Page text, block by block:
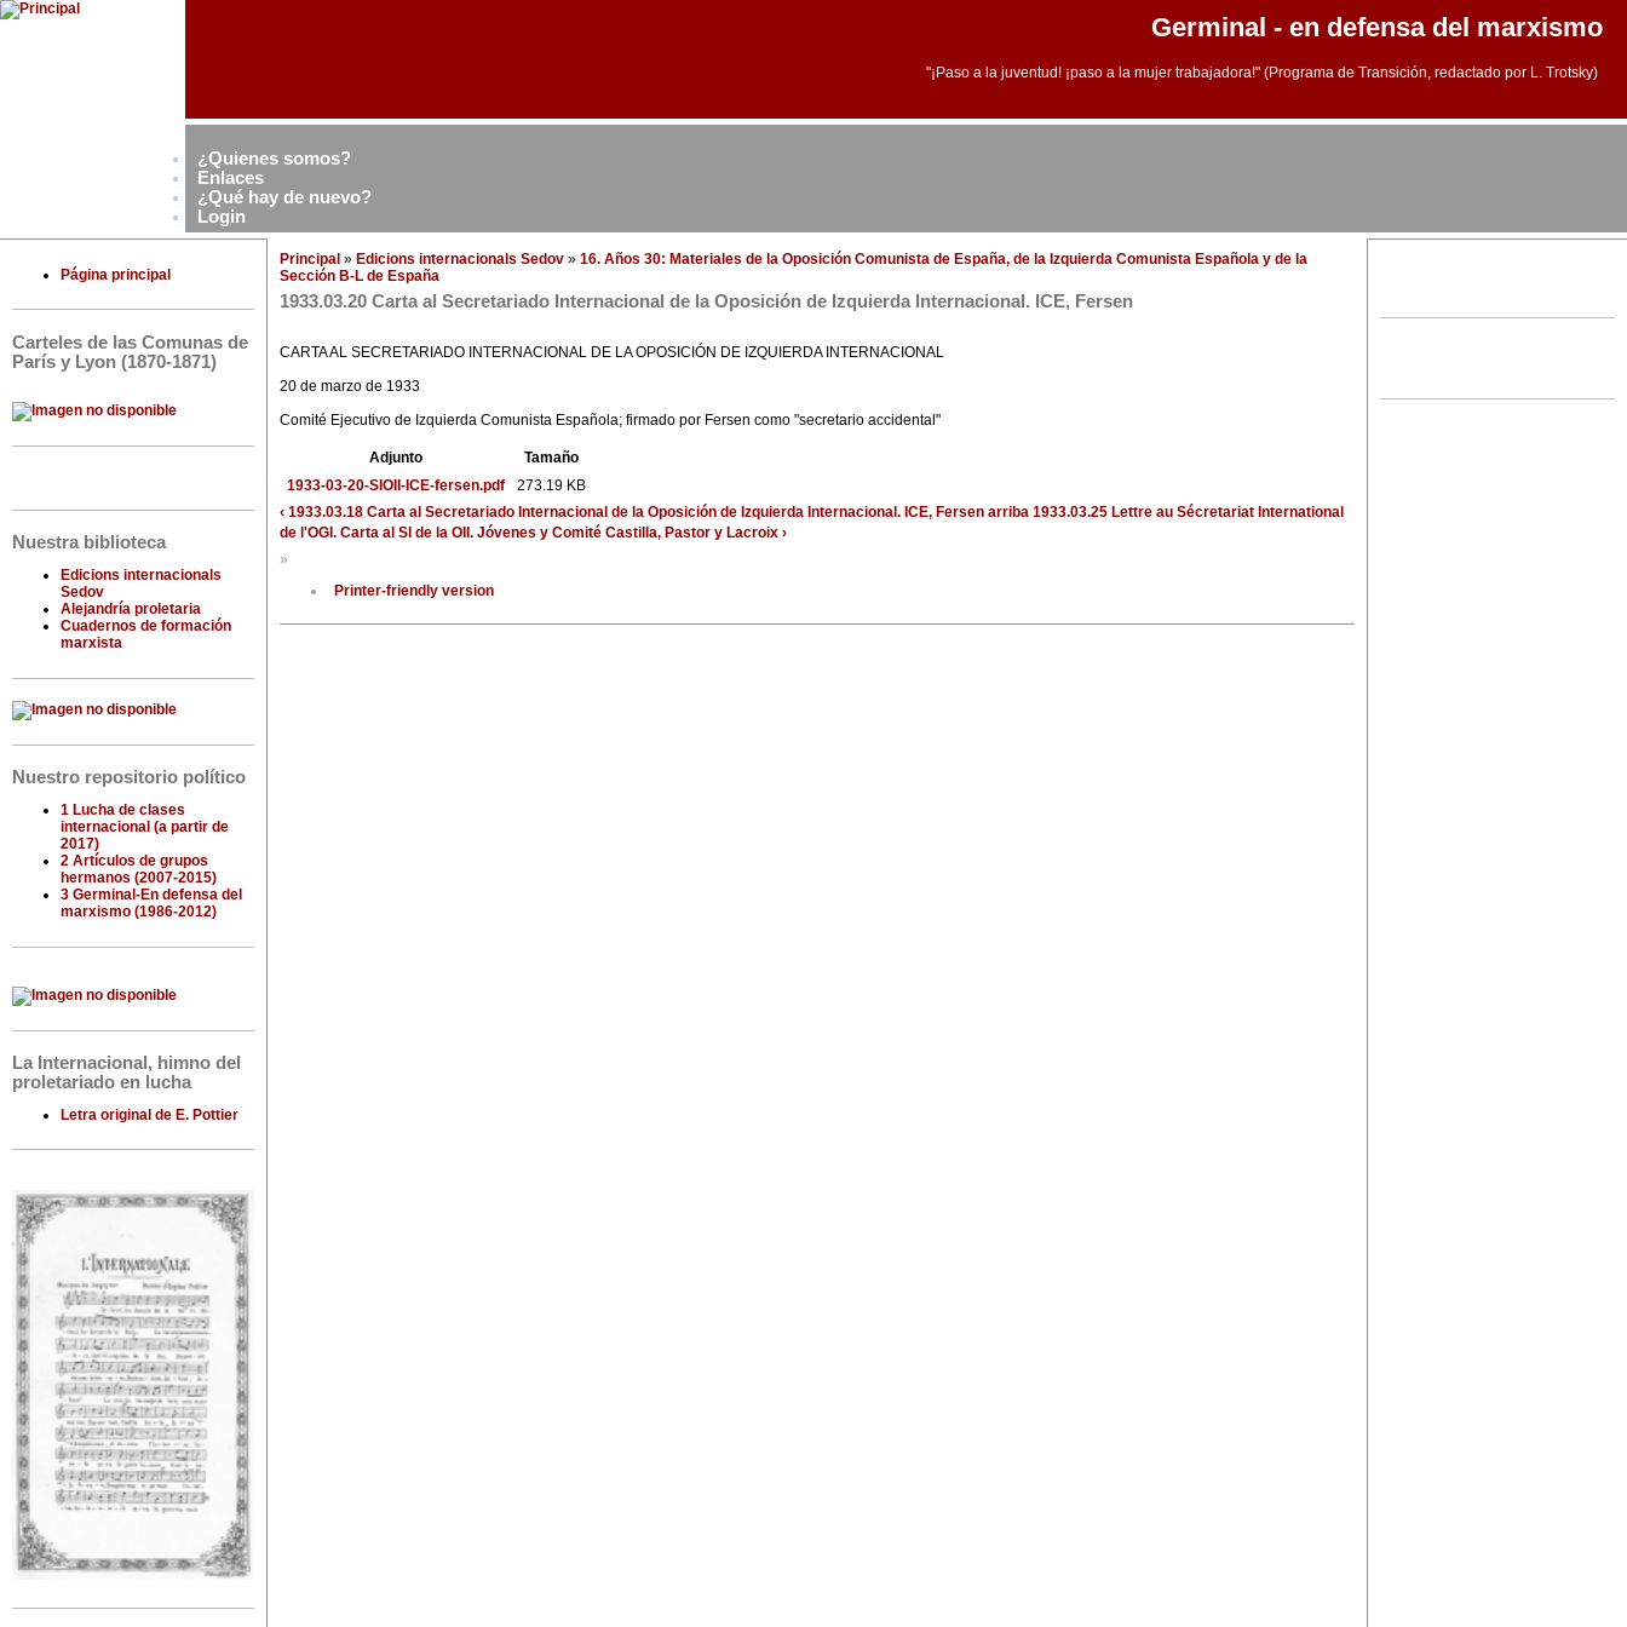
Germinal - en defensa del marxismo
"¡Paso a la juventud! ¡paso a la mujer trabajadora!" (Programa de Transición, redactado por L. Trotsky)
¿Quienes somos?
Enlaces
¿Qué hay de nuevo?
Login
Página principal
Carteles de las Comunas de
París y Lyon (1870-1871)
Nuestra biblioteca
Edicions internacionals
Sedov
Alejandría proletaria
Cuadernos de formación
marxista
Nuestro repositorio político
1 Lucha de clases
internacional (a partir de
2017)
2 Artículos de grupos
hermanos (2007-2015)
3 Germinal-En defensa del
marxismo (1986-2012)
La Internacional, himno del
proletariado en lucha
Letra original de E. Pottier
Principal » Edicions internacionals Sedov » 16. Años 30: Materiales de la Oposición Comunista de España, de la Izquierda Comunista Española y de la
Sección B-L de España
1933.03.20 Carta al Secretariado Internacional de la Oposición de Izquierda Internacional. ICE, Fersen
CARTA AL SECRETARIADO INTERNACIONAL DE LA OPOSICIÓN DE IZQUIERDA INTERNACIONAL
20 de marzo de 1933
Comité Ejecutivo de Izquierda Comunista Española; firmado por Fersen como "secretario accidental"
Adjunto
Tamaño
1933-03-20-SIOII-ICE-fersen.pdf
273.19 KB
‹ 1933.03.18 Carta al Secretariado Internacional de la Oposición de Izquierda Internacional. ICE, Fersen arriba 1933.03.25 Lettre au Sécretariat International
de l'OGI. Carta al SI de la OII. Jóvenes y Comité Castilla, Pastor y Lacroix ›
»
Printer-friendly version